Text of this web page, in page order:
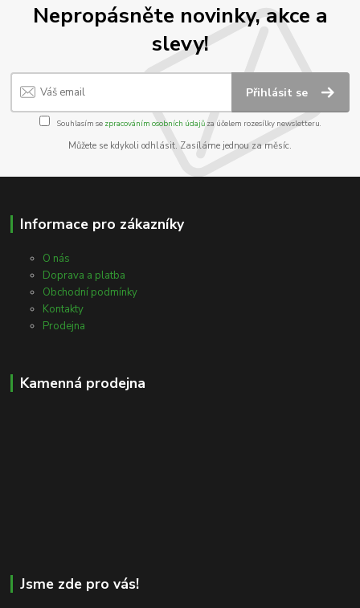
Nepropásněte novinky, akce a
slevy!
Přihlásit se
Souhlasím se zpracováním osobních údajůza účelem rozesílky newsletteru.
Můžete se kdykoli odhlásit. Zasíláme jednou za měsíc.
Informace pro zákazníky
O nás
Doprava a platba
Obchodní podmínky
Kontakty
Prodejna
Kamenná prodejna
Jsme zde pro vás!